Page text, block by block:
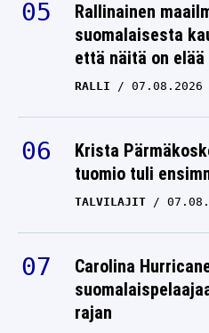
Rallinainen
suomalaisesta
että näitä on elää
RALLI 07.08.2026
Krista
tuomio tuli
TALVILAJIT
Carolina
rajan